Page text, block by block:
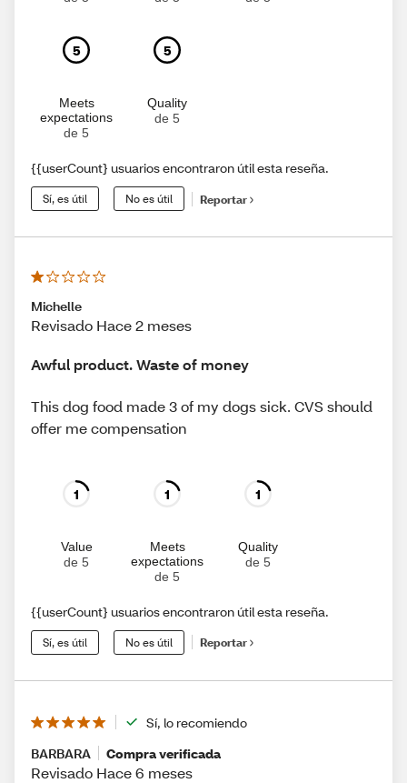
5
Meets
expectations
de 5
5
Quality
de 5
{{userCount} usuarios encontraron útil esta reseña.
Sí, es útil No es útil Reportar
Michelle
Revisado Hace 2 meses
Awful product. Waste of money
This dog food made 3 of my dogs sick. CVS should
offer me compensation
1
Value
de 5
1
Meets
expectations
de 5
1
Quality
de 5
{{userCount} usuarios encontraron útil esta reseña.
Sí, es útil No es útil Reportar
Sí, lo recomiendo
BARBARA
Compra verificada
Revisado Hace 6 meses